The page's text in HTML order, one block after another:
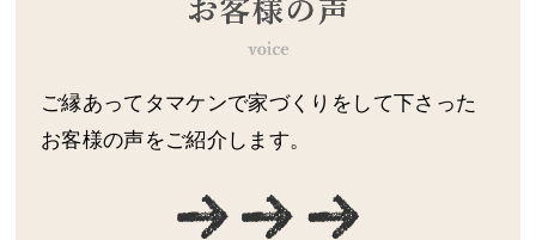
ご縁あってタマケンで家づくりをして下さった
お客様の声をご紹介します。